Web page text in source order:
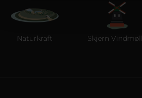
Naturkraft Skjern Vindmølle